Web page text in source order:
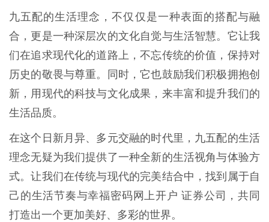
九五配的生活理念，不仅仅是一种表面的搭配与融
合，更是一种深层次的文化自觉与生活智慧。它让我
们在追求现代化的道路上，不忘传统的价值，保持对
历史的敬畏与尊重。同时，它也鼓励我们积极拥抱创
新，用现代的科技与文化成果，来丰富和提升我们的
生活品质。
在这个日新月异、多元交融的时代里，九五配的生活
理念无疑为我们提供了一种全新的生活视角与体验方
式。让我们在传统与现代的完美结合中，找到属于自
己的生活节奏与幸福密码网上开户 证券公司，共同
打造出一个更加美好、多彩的世界。